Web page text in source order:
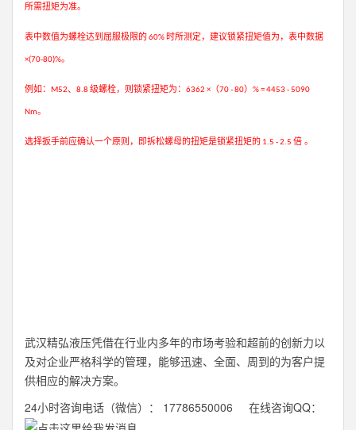
所需扭矩为准。
表中数值为螺栓达到屈服极限的60% 时所测定，建议锁紧扭矩值为，表中数据
×(70-80)%。
例如： M52、 8.8 级螺栓，则锁紧扭矩为： 6362 × （70 - 80） % = 4453 - 5090
Nm。
选择扳手前应确认一个原则，即拆松螺母的扭矩是锁紧扭矩的 1.5 - 2.5 倍 。
武汉精弘液压凭借在行业内多年的市场考验和超前的创新力以
及对企业严格科学的管理，能够迅速、全面、周到的为客户提
供相应的解决方案。
24小时咨询电话（微信）： 17786550006 在线咨询QQ：